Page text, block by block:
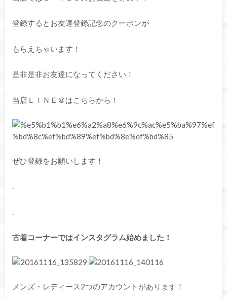
登録するとお友達登録記念のクーポンが
もらえちゃいます！
是非是非お友達になってください！
当店ＬＩＮＥ＠はこちらから！
ぜひ登録をお願いします！
.
.
古着コーナーではインスタグラム始めました！
メンズ・レディース2つのアカウントがあります！